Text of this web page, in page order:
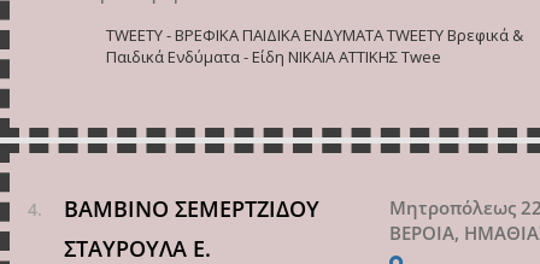
TWEETY - ΒΡΕΦΙΚΑ ΠΑΙΔΙΚΑ ΕΝΔΥΜΑΤΑ TWEETY Βρεφικά &
Παιδικά Ενδύματα - Είδη ΝΙΚΑΙΑ ΑΤΤΙΚΗΣ Twee
BAMBINO ΣΕΜΕΡΤΖΙΔΟΥ
ΣΤΑΥΡΟΥΛΑ Ε.
Μητροπόλεως
ΒΕΡΟΙΑ,